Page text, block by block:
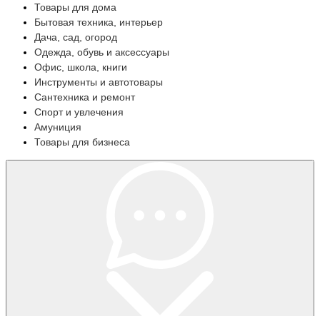
Товары для дома
Бытовая техника, интерьер
Дача, сад, огород
Одежда, обувь и аксессуары
Офис, школа, книги
Инструменты и автотовары
Сантехника и ремонт
Спорт и увлечения
Амуниция
Товары для бизнеса